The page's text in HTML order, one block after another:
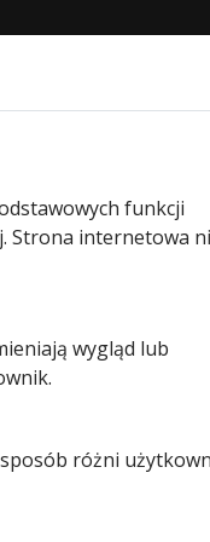
budujesz
dołącza do
to nie tylko liczby i
funkcji
Strona internetowa
wygląd lub
różni